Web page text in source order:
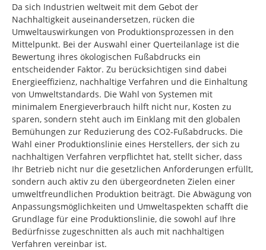
Da sich Industrien weltweit mit dem Gebot der
Nachhaltigkeit auseinandersetzen, rücken die
Umweltauswirkungen von Produktionsprozessen in den
Mittelpunkt. Bei der Auswahl einer Querteilanlage ist die
Bewertung ihres ökologischen Fußabdrucks ein
entscheidender Faktor. Zu berücksichtigen sind dabei
Energieeffizienz, nachhaltige Verfahren und die Einhaltung
von Umweltstandards. Die Wahl von Systemen mit
minimalem Energieverbrauch hilft nicht nur, Kosten zu
sparen, sondern steht auch im Einklang mit den globalen
Bemühungen zur Reduzierung des CO2-Fußabdrucks. Die
Wahl einer Produktionslinie eines Herstellers, der sich zu
nachhaltigen Verfahren verpflichtet hat, stellt sicher, dass
Ihr Betrieb nicht nur die gesetzlichen Anforderungen erfüllt,
sondern auch aktiv zu den übergeordneten Zielen einer
umweltfreundlichen Produktion beiträgt. Die Abwägung von
Anpassungsmöglichkeiten und Umweltaspekten schafft die
Grundlage für eine Produktionslinie, die sowohl auf Ihre
Bedürfnisse zugeschnitten als auch mit nachhaltigen
Verfahren vereinbar ist.